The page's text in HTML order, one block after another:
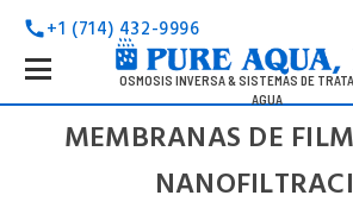
call+1 (714) 432-9996
OSMOSIS INVERSA & SISTEMAS DE
AGUA
MEMBRANAS DE